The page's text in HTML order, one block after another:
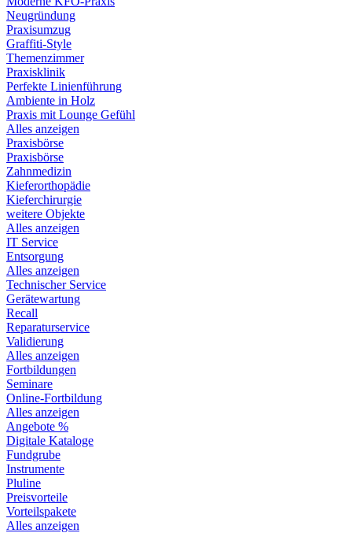
Neugründung
Praxisumzug
Graffiti-Style
Themenzimmer
Praxisklinik
Perfekte Linienführung
Ambiente in Holz
Praxis mit Lounge Gefühl
Alles anzeigen
Praxisbörse
Praxisbörse
Zahnmedizin
Kieferorthopädie
Kieferchirurgie
weitere Objekte
Alles anzeigen
IT Service
Entsorgung
Alles anzeigen
Technischer Service
Gerätewartung
Recall
Reparaturservice
Validierung
Alles anzeigen
Fortbildungen
Seminare
Online-Fortbildung
Alles anzeigen
Angebote %
Digitale Kataloge
Fundgrube
Instrumente
Pluline
Preisvorteile
Vorteilspakete
Alles anzeigen